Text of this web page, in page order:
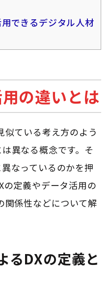
できるデジタル人材
の違いとは
似ている考え方のよう
異なる概念です。そ
なっているのかを押
の定義やデータ活用の
関係性などについて解
るDXの定義と